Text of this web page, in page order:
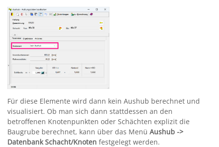
Für diese Elemente wird dann kein Aushub berechnet und
visualisiert. Ob man sich dann stattdessen an den
betroffenen Knotenpunkten oder Schächten explizit die
Baugrube berechnet, kann über das Menü Aushub ->
Datenbank Schacht/Knoten festgelegt werden.